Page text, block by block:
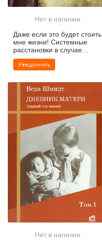
Нет в наличии
Даже если это будет стоить
мне жизни! Системные
расстановки в случае
тяжелых заболеваний и
устойчивых симптомов.
Уведомить
Нет в наличии